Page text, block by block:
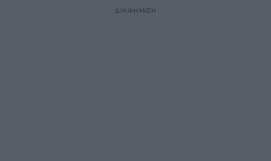
ΔΙΑΦΗΜΙΣΗ